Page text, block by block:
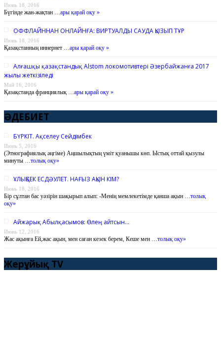
Июнь 18, 2016
Бүгінде жан-жақтан … ары қарай оқу »
ОФФЛАЙННАН ОНЛАЙНҒА: ВИРТУАЛДЫ САУДА ҚЫЗЫП ТҰР
Июнь 18, 2016
Қазақстанның иннернет … ары қарай оқу »
Алғашқы қазақстандық Alstom локомотивтері Әзербайжанға 2017
жылы жеткізіледі
Май 16, 2016
Қазақстанда франциялық … ары қарай оқу »
ӘДЕБИЕТ
БҮРКІТ. Ақселеу Сейдімбек
Июнь 5, 2016
(Этнографиялық әңгіме) Аңшылықтың үміт қуанышы көп. Ыстық оттай қызулы
минуты …толық оқу»
ҰЛЫҚБЕК ЕСДӘУЛЕТ. НАҒЫЗ АҚЫН КІМ?
Июнь 18, 2016
Бір сұлтан бас уәзірін шақырып алып: -Менің мемлекетімде қанша ақын …толық
оқу»
Айжарық Абылқасымов: Өлең айтсын…
Июнь 12, 2016
Жас ақынға Ей,жас ақын, мен саған кезек берем, Кеше мен …толық оқу»
Жерұйық TV